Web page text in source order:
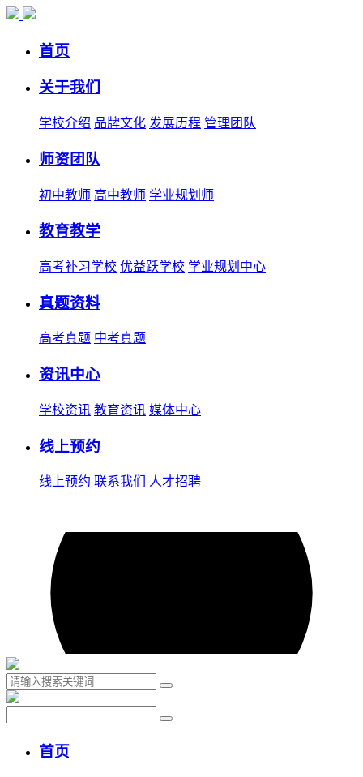
首页
关于我们
学校介绍 品牌文化 发展历程 管理团队
师资团队
初中教师 高中教师 学业规划师
教育教学
高考补习学校 优益跃学校 学业规划中心
真题资料
高考真题 中考真题
资讯中心
学校资讯 教育资讯 媒体中心
线上预约
线上预约 联系我们 人才招聘
首页